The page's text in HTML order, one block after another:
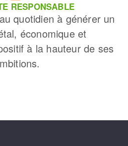
RESPONSABLE
quotidien à générer un
économique et
à la hauteur de ses